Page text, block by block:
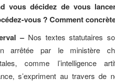
vous décidez de vous
vous ? Comment
–Nos textes statutaires
arrêtée par le ministère
comme l’intelligence
s’expriment au travers